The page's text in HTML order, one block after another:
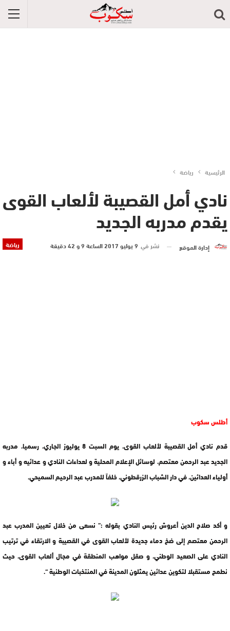
الرئيسية رياضة
نادي أمل القصيبة لألعاب القوى
يقدم مدربه الجديد
رياضة إدارة الموقع نشر في 9 يوليو 2017 الساعة 9 و 42 دقيقة
أطلس سكوب
قدم نادي أمل القصيبة لألعاب القوى، يوم السبت 8 يوليوز الجاري، رسميا، مدربه
الجديد عبد الرحمن معتصم، لوسائل الإعلام المحلية و لعداءات النادي و عدائيه و أباء و
أولياء العدائين، في دار الشباب الزرقطوني، خلفاً للمدرب عبد الرحيم السميحي.
و أكد صلاح الدين أعروش رئيس النادي بقوله :” نسعى من خلال تعيين المدرب عبد
الرحمن معتصم إلى ضخ دماء جديدة لألعاب القوى في القصيبة و الارتقاء في ترتيب
النادي على الصعيد الوطني، و صقل مواهب المنطقة في مجال ألعاب القوى، حيث
نطمح مستقبلا لتكوين عدائين يمثلون المدينة في المنتخبات الوطنية “.